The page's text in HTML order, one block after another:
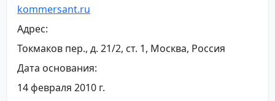
kommersant.ru
Адрес:
Токмаков пер., д. 21/2, ст. 1, Москва, Россия
Дата основания:
14 февраля 2010 г.